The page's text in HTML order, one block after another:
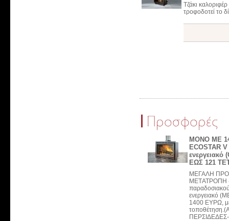
Τζάκι
τροφοδοτεί το
ΜΟΝΟ ΜΕ
ECOSTAR
ΕΩΣ 121
MEΓΑΛΗ
METΑΤΡΟΠΗ
ενεργειακό
1400 ΕΥΡΩ,